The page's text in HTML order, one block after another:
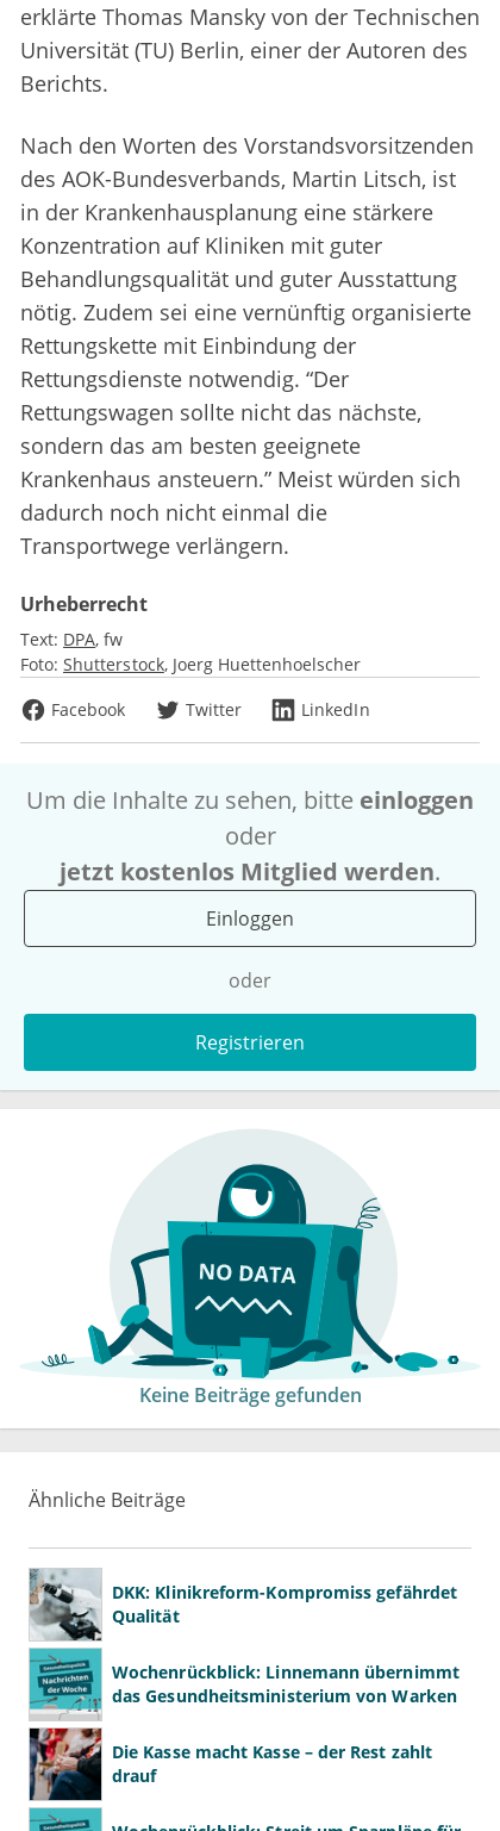
erklärte Thomas Mansky von der Technischen
Universität (TU) Berlin, einer der Autoren des
Berichts.
Nach den Worten des Vorstandsvorsitzenden
des AOK-Bundesverbands, Martin Litsch, ist
in der Krankenhausplanung eine stärkere
Konzentration auf Kliniken mit guter
Behandlungsqualität und guter Ausstattung
nötig. Zudem sei eine vernünftig organisierte
Rettungskette mit Einbindung der
Rettungsdienste notwendig. “Der
Rettungswagen sollte nicht das nächste,
sondern das am besten geeignete
Krankenhaus ansteuern.” Meist würden sich
dadurch noch nicht einmal die
Transportwege verlängern.
Urheberrecht
Text: DPA fw
Foto: Shutterstock Joerg Huettenhoelscher
Facebook
Twitter LinkedIn
Um die Inhalte zu sehen, bitte einloggen
oder
jetzt kostenlos Mitglied werden.
Einloggen
oder
Registrieren
Keine Beiträge gefunden
Ähnliche Beiträge
DKK: Klinikreform-Kompromiss gefährdet
Qualität
Wochenrückblick: Linnemann übernimmt
das Gesundheitsministerium von Warken
Die Kasse macht Kasse – der Rest zahlt
drauf